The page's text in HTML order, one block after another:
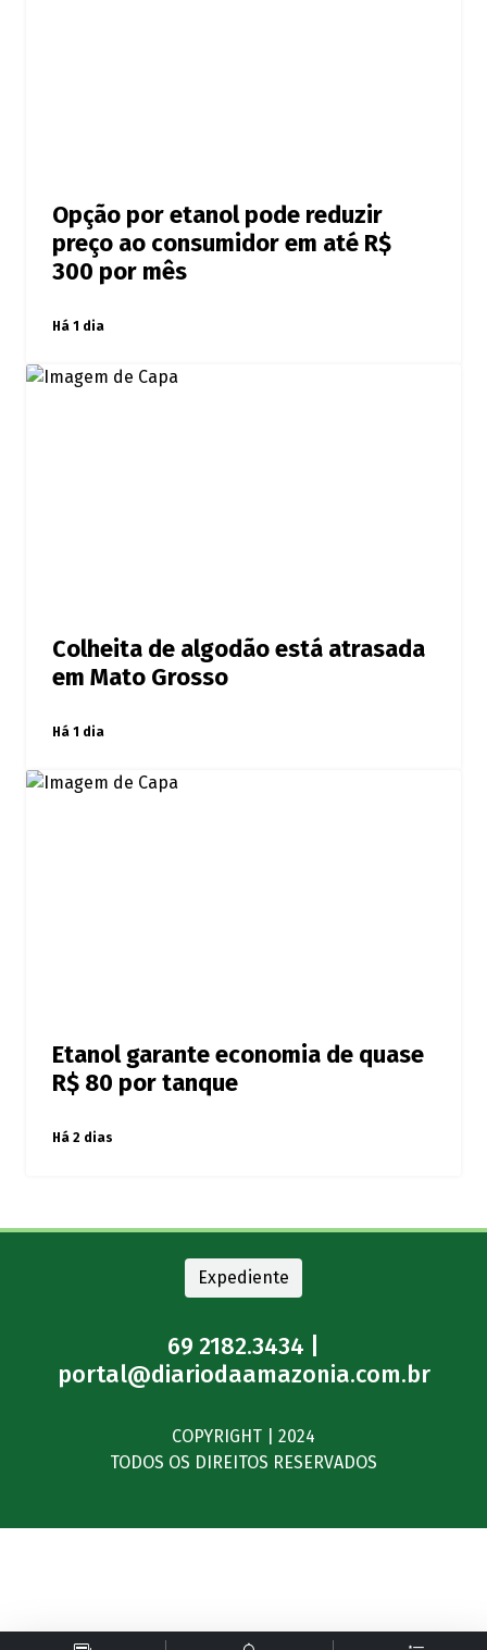
Opção por etanol pode reduzir
preço ao consumidor em até R$
300 por mês
Há 1 dia
Colheita de algodão está atrasada
em Mato Grosso
Há 1 dia
Etanol garante economia de quase
R$ 80 por tanque
Há 2 dias
Expediente
69 2182.3434 |
portal@diariodaamazonia.com.br
COPYRIGHT | 2024
TODOS OS DIREITOS RESERVADOS